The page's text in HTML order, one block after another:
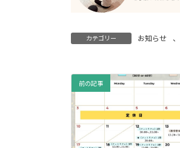
カテゴリー お知らせ 、
前の記事